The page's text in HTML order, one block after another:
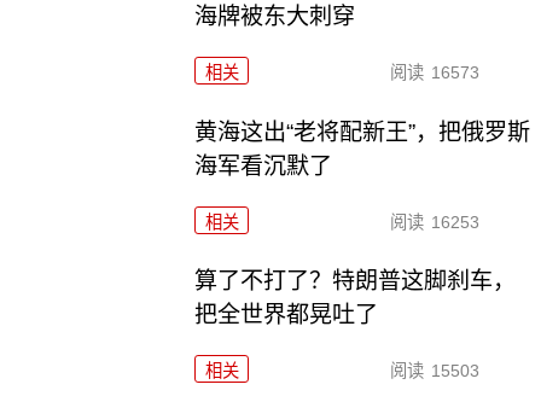
海牌被东大刺穿
相关 阅读 16573
黄海这出“老将配新王”，把俄罗斯
海军看沉默了
相关 阅读 16253
算了不打了？特朗普这脚刹车，
把全世界都晃吐了
相关 阅读 15503